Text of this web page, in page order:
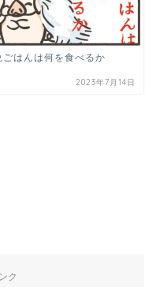
ごはんは何を食べるか
2023年7月14日
ク